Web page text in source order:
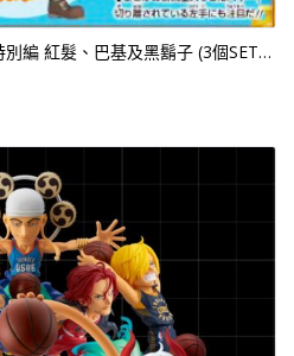
[日本WJ應募限定] WCF 四皇特別編 紅髮、巴基及黑鬍子 (3個SET) [日版]